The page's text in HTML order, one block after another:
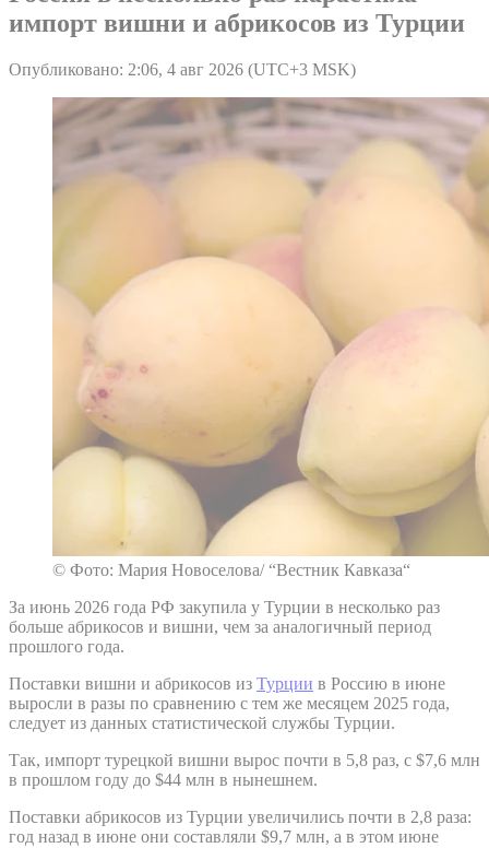
импорт вишни и абрикосов из Турции
Опубликовано: 2:06, 4 авг 2026 (UTC+3 MSK)
© Фото: Мария Новоселова/ “Вестник Кавказа“
За июнь 2026 года РФ закупила у Турции в несколько раз
больше абрикосов и вишни, чем за аналогичный период
прошлого года.
Поставки вишни и абрикосов из Турции в Россию в июне
выросли в разы по сравнению с тем же месяцем 2025 года,
следует из данных статистической службы Турции.
Так, импорт турецкой вишни вырос почти в 5,8 раз, с $7,6 млн
в прошлом году до $44 млн в нынешнем.
Поставки абрикосов из Турции увеличились почти в 2,8 раза:
год назад в июне они составляли $9,7 млн, а в этом июне